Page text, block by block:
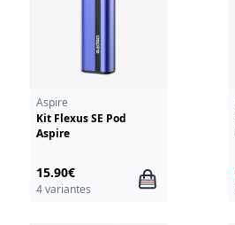
Aspire
Kit Flexus SE Pod
Aspire
15.90€
4 variantes